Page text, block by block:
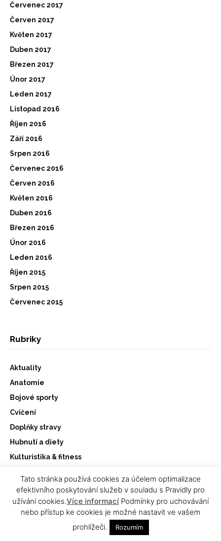
Červenec 2017
Červen 2017
Květen 2017
Duben 2017
Březen 2017
Únor 2017
Leden 2017
Listopad 2016
Říjen 2016
Září 2016
Srpen 2016
Červenec 2016
Červen 2016
Květen 2016
Duben 2016
Březen 2016
Únor 2016
Leden 2016
Říjen 2015
Srpen 2015
Červenec 2015
Rubriky
Aktuality
Anatomie
Bojové sporty
Cvičení
Doplňky stravy
Hubnutí a diety
Kulturistika & fitness
Osobnosti
Ostatní
Ostatní
Tato stránka používá cookies za účelem optimalizace
efektivního poskytování služeb v souladu s Pravidly pro
užívání cookies.Více informací Podmínky pro uchovávání
nebo přístup ke cookies je možné nastavit ve vašem
prohlížeči.
Rozumím